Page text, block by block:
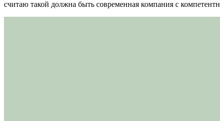
считаю такой должна быть современная компания с